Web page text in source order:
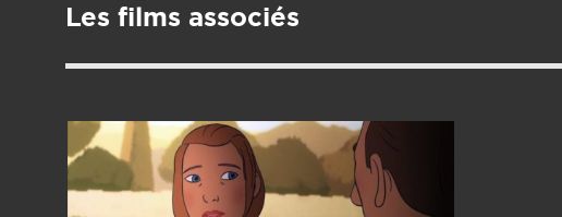
Les films associés